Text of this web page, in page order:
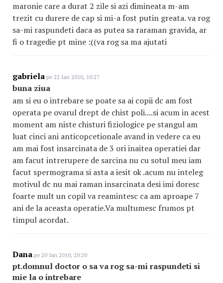
maronie care a durat 2 zile si azi dimineata m-am
trezit cu durere de cap si mi-a fost putin greata. va rog
sa-mi raspundeti daca as putea sa raraman gravida, ar
fi o tragedie pt mine :((va rog sa ma ajutati
gabriela pe 22 Ian 2010, 10:27
buna ziua
am si eu o intrebare se poate sa ai copii dc am fost
operata pe ovarul drept de chist poli....si acum in acest
moment am niste chisturi fiziologice pe stangul am
luat cinci ani anticopcetionale avand in vedere ca eu
am mai fost insarcinata de 3 ori inaitea operatiei dar
am facut intrerupere de sarcina nu cu sotul meu iam
facut spermograma si asta a iesit ok .acum nu inteleg
motivul dc nu mai raman insarcinata desi imi doresc
foarte mult un copil va reamintesc ca am aproape 7
ani de la aceasta operatie.Va multumesc frumos pt
timpul acordat.
Dana pe 20 Ian 2010, 20:20
pt.domnul doctor o sa va rog sa-mi raspundeti si
mie la o intrebare